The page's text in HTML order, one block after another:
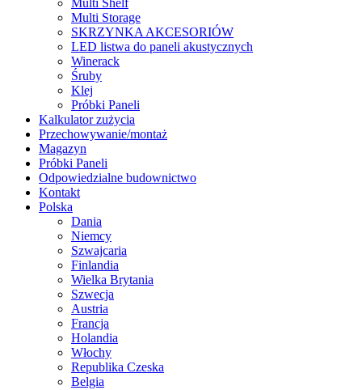
Multi Shelf
Multi Storage
SKRZYNKA AKCESORIÓW
LED listwa do paneli akustycznych
Winerack
Śruby
Klej
Próbki Paneli
Kalkulator zużycia
Przechowywanie/montaż
Magazyn
Próbki Paneli
Odpowiedzialne budownictwo
Kontakt
Polska
Dania
Niemcy
Szwajcaria
Finlandia
Wielka Brytania
Szwecja
Austria
Francja
Holandia
Włochy
Republika Czeska
Belgia